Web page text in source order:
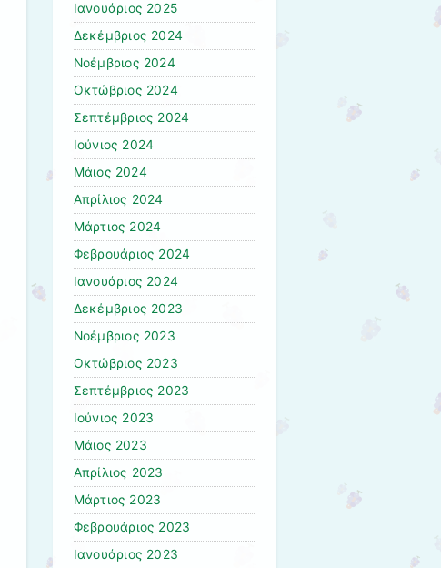
Ιανουάριος 2025
Δεκέμβριος 2024
Νοέμβριος 2024
Οκτώβριος 2024
Σεπτέμβριος 2024
Ιούνιος 2024
Μάιος 2024
Απρίλιος 2024
Μάρτιος 2024
Φεβρουάριος 2024
Ιανουάριος 2024
Δεκέμβριος 2023
Νοέμβριος 2023
Οκτώβριος 2023
Σεπτέμβριος 2023
Ιούνιος 2023
Μάιος 2023
Απρίλιος 2023
Μάρτιος 2023
Φεβρουάριος 2023
Ιανουάριος 2023